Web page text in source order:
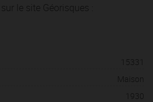
le site Géorisques :
15331
Maison
1930